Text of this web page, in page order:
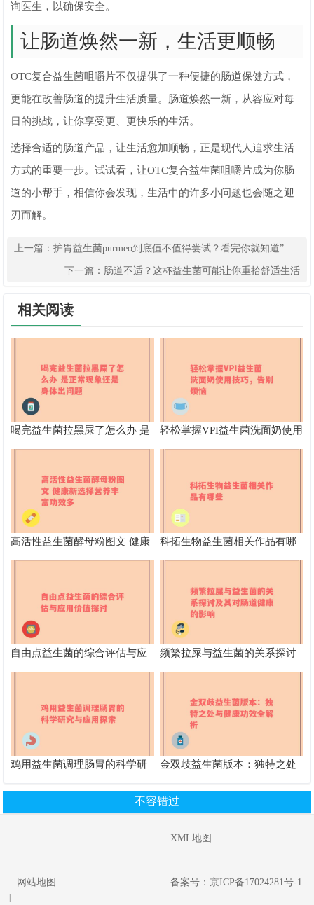
询医生，以确保安全。
让肠道焕然一新，生活更顺畅
OTC复合益生菌咀嚼片不仅提供了一种便捷的肠道保健方式，
更能在改善肠道的提升生活质量。肠道焕然一新，从容应对每
日的挑战，让你享受更、更快乐的生活。
选择合适的肠道产品，让生活愈加顺畅，正是现代人追求生活
方式的重要一步。试试看，让OTC复合益生菌咀嚼片成为你肠
道的小帮手，相信你会发现，生活中的许多小问题也会随之迎
刃而解。
上一篇：护胃益生菌purmeo到底值不值得尝试？看完你就知道”
下一篇： 肠道不适？这杯益生菌可能让你重拾舒适生活
相关阅读
喝完益生菌拉黑屎了怎么办 是
正常现象还是身体出问题
轻松掌握VPI益生菌洗面奶使用
技巧，告别烦恼
高活性益生菌酵母粉图文 健康
新选择营养丰富功效多
科拓生物益生菌相关作品有哪
些
自由点益生菌的综合评估与应
用价值探讨
频繁拉屎与益生菌的关系探讨
及其对肠道健康的影响
鸡用益生菌调理肠胃的科学研
金双歧益生菌版本：独特之处
不容错过
XML地图
网站地图 备案号：京ICP备17024281号-1